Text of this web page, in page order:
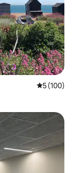
Évaluation
5 (100)